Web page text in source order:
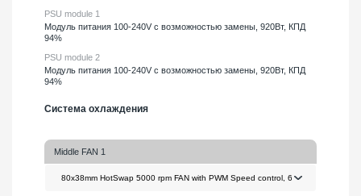
PSU module 1
Модуль питания 100-240V с возможностью замены, 920Вт, КПД
94%
PSU module 2
Модуль питания 100-240V с возможностью замены, 920Вт, КПД
94%
Система охлаждения
Middle FAN 1